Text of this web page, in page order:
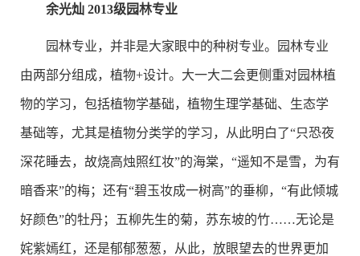
余光灿 2013级园林专业
园林专业，并非是大家眼中的种树专业。园林专业
由两部分组成，植物+设计。大一大二会更侧重对园林植
物的学习，包括植物学基础，植物生理学基础、生态学
基础等，尤其是植物分类学的学习，从此明白了“只恐夜
深花睡去，故烧高烛照红妆”的海棠，“遥知不是雪，为有
暗香来”的梅；还有“碧玉妆成一树高”的垂柳，“有此倾城
好颜色”的牡丹；五柳先生的菊，苏东坡的竹……无论是
姹紫嫣红，还是郁郁葱葱，从此，放眼望去的世界更加